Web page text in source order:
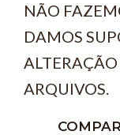
NÃO
DAMOS
ARQUIVOS.